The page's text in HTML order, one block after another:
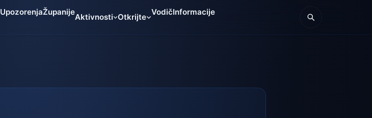
UpozorenjaŽupanije
Aktivnosti Otkrijte
VodičInformacije